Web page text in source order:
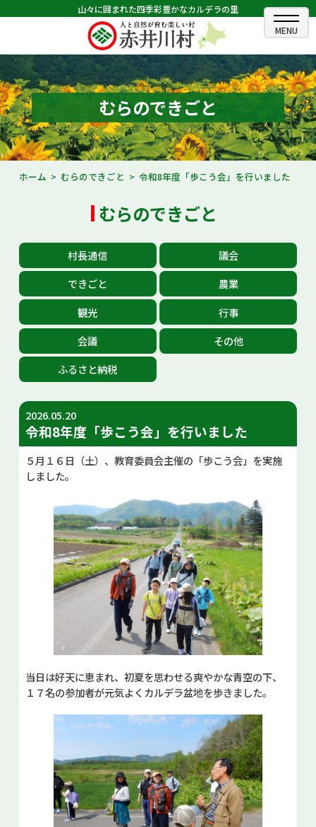
山々に囲まれた四季彩豊かなカルデラの里
ホーム
むらのできごと
むらのプロフィール
くらしの情報
観光・イベント情報
あかいがわ広報
お問い合せ
Select Language
むらのできごと
ホーム むらのできごと 令和8年度「歩こう会」を行いました
むらのできごと
村長通信
議会
できごと
農業
観光
行事
会議
その他
ふるさと納税
2026.05.20
令和8年度「歩こう会」を行いました
５月１６日（土）、教育委員会主催の「歩こう会」を実施
しました。
当日は好天に恵まれ、初夏を思わせる爽やかな青空の下、
１７名の参加者が元気よくカルデラ盆地を歩きました。